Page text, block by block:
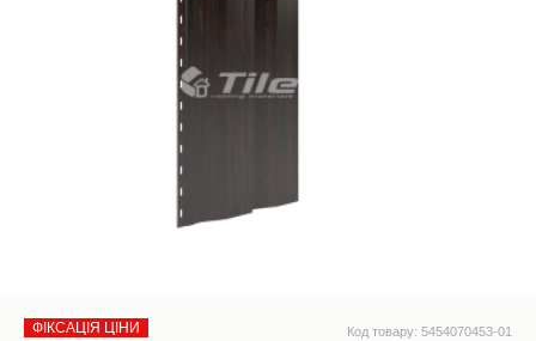
ФІКСАЦІЯ ЦІНИ Код товару: 5454070453-01